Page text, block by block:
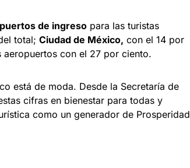
de ingreso para las turistas
total; Ciudad de México, con el 14 por
con el 27 por ciento.
está de moda. Desde la Secretaría de
cifras en bienestar para todas y
como un generador de Prosperidad